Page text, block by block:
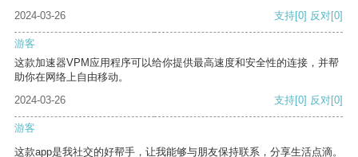
2024-03-26
支持[0] 反对[0]
游客
这款加速器VPM应用程序可以给你提供最高速度和安全性的连接，并帮
助你在网络上自由移动。
2024-03-26
支持[0] 反对[0]
游客
这款app是我社交的好帮手，让我能够与朋友保持联系，分享生活点滴。